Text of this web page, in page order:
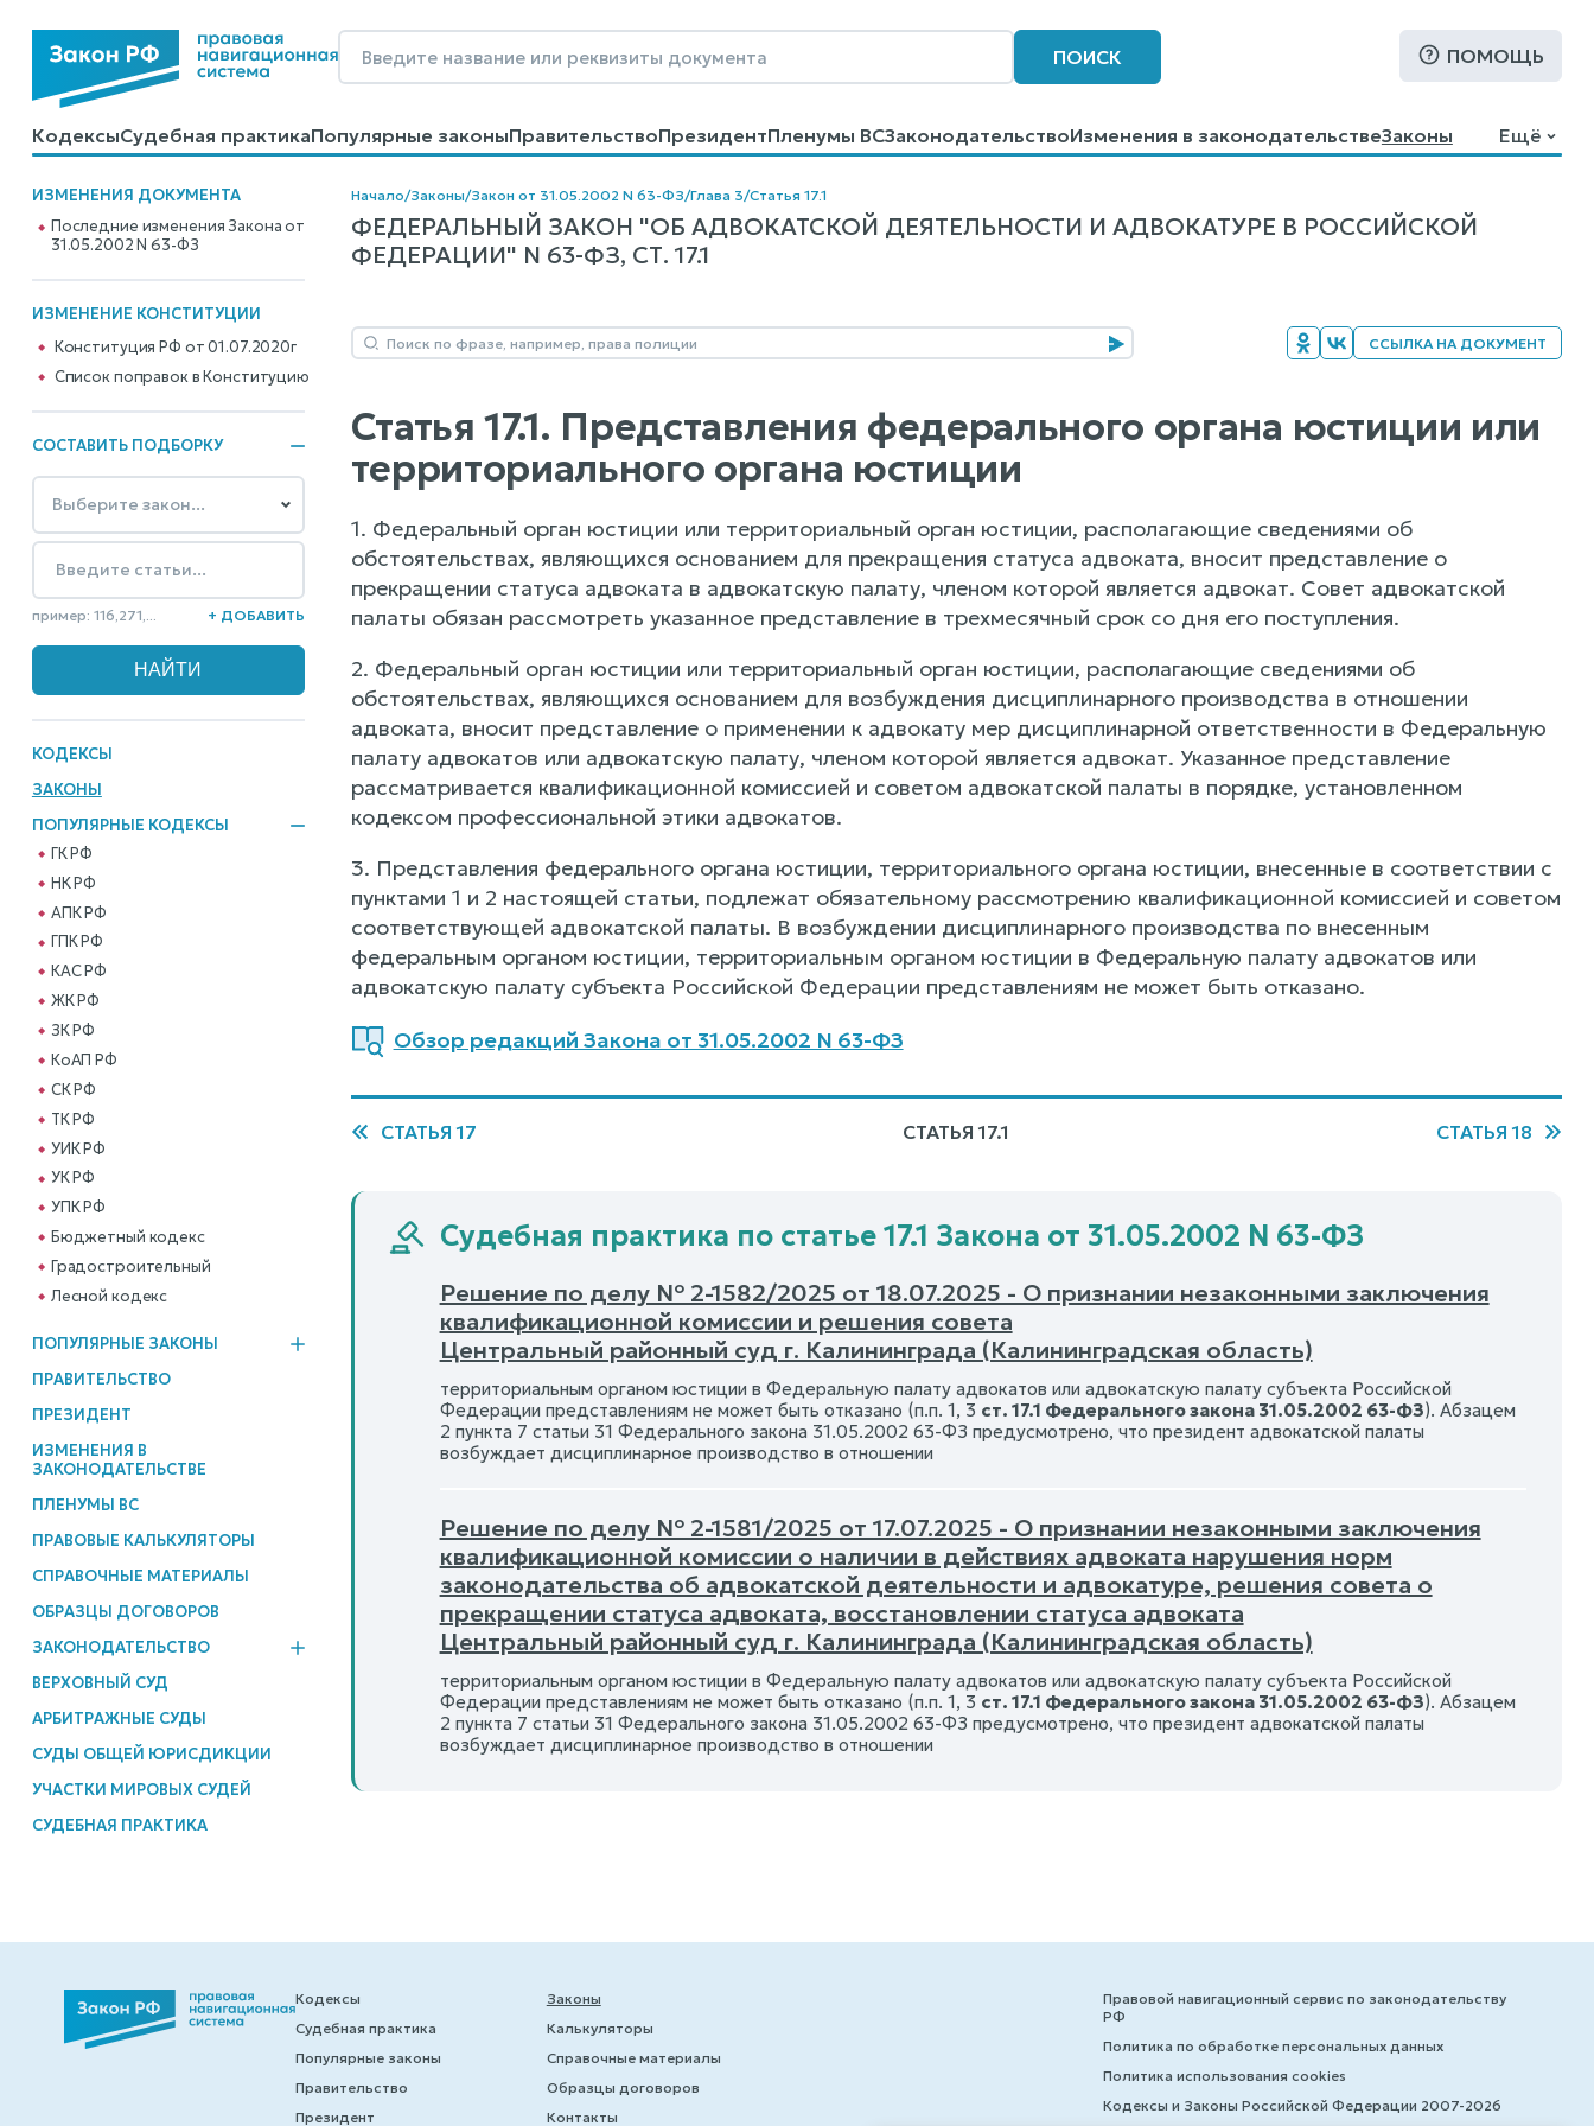
ПОИСК ПОМОЩЬ
КодексыСудебная практикаПопулярные законыПравительствоПрезидентПленумы ВСЗаконодательствоИзменения в законодательствеЗаконы
КалькуляторыСправочные материалыОбразцы договоровКонтактыПомощьПоиск
Ещё
ИЗМЕНЕНИЯ ДОКУМЕНТА
Последние изменения Закона от
31.05.2002 N 63-ФЗ
ИЗМЕНЕНИЕ КОНСТИТУЦИИ
Конституция РФ от 01.07.2020г
Cписок поправок в Конституцию
СОСТАВИТЬ ПОДБОРКУ
пример: 116,271,... + ДОБАВИТЬ
КОДЕКСЫ
ЗАКОНЫ
ПОПУЛЯРНЫЕ КОДЕКСЫ
ГК РФ
НК РФ
АПК РФ
ГПК РФ
КАС РФ
ЖК РФ
ЗК РФ
КоАП РФ
СК РФ
ТК РФ
УИК РФ
УК РФ
УПК РФ
Бюджетный кодекс
Градостроительный
Лесной кодекс
ПОПУЛЯРНЫЕ ЗАКОНЫ
ПРАВИТЕЛЬСТВО
ПРЕЗИДЕНТ
ИЗМЕНЕНИЯ В
ЗАКОНОДАТЕЛЬСТВЕ
ПЛЕНУМЫ ВС
ПРАВОВЫЕ КАЛЬКУЛЯТОРЫ
СПРАВОЧНЫЕ МАТЕРИАЛЫ
ОБРАЗЦЫ ДОГОВОРОВ
ЗАКОНОДАТЕЛЬСТВО
ВЕРХОВНЫЙ СУД
АРБИТРАЖНЫЕ СУДЫ
СУДЫ ОБЩЕЙ ЮРИСДИКЦИИ
УЧАСТКИ МИРОВЫХ СУДЕЙ
СУДЕБНАЯ ПРАКТИКА
Начало/Законы/Закон от 31.05.2002 N 63-ФЗ/Глава 3/Статья 17.1
ФЕДЕРАЛЬНЫЙ ЗАКОН "ОБ АДВОКАТСКОЙ ДЕЯТЕЛЬНОСТИ И АДВОКАТУРЕ В РОССИЙСКОЙ
ФЕДЕРАЦИИ" N 63-ФЗ, СТ. 17.1
ССЫЛКА НА ДОКУМЕНТ
Статья 17.1. Представления федерального органа юстиции или
территориального органа юстиции
1. Федеральный орган юстиции или территориальный орган юстиции, располагающие сведениями об
обстоятельствах, являющихся основанием для прекращения статуса адвоката, вносит представление о
прекращении статуса адвоката в адвокатскую палату, членом которой является адвокат. Совет адвокатской
палаты обязан рассмотреть указанное представление в трехмесячный срок со дня его поступления.
2. Федеральный орган юстиции или территориальный орган юстиции, располагающие сведениями об
обстоятельствах, являющихся основанием для возбуждения дисциплинарного производства в отношении
адвоката, вносит представление о применении к адвокату мер дисциплинарной ответственности в Федеральную
палату адвокатов или адвокатскую палату, членом которой является адвокат. Указанное представление
рассматривается квалификационной комиссией и советом адвокатской палаты в порядке, установленном
кодексом профессиональной этики адвокатов.
3. Представления федерального органа юстиции, территориального органа юстиции, внесенные в соответствии с
пунктами 1 и 2 настоящей статьи, подлежат обязательному рассмотрению квалификационной комиссией и советом
соответствующей адвокатской палаты. В возбуждении дисциплинарного производства по внесенным
федеральным органом юстиции, территориальным органом юстиции в Федеральную палату адвокатов или
адвокатскую палату субъекта Российской Федерации представлениям не может быть отказано.
Обзор редакций Закона от 31.05.2002 N 63-ФЗ
СТАТЬЯ 17 СТАТЬЯ 17.1 СТАТЬЯ 18
Судебная практика по статье 17.1 Закона от 31.05.2002 N 63-ФЗ
Решение по делу № 2-1582/2025 от 18.07.2025 - О признании незаконными заключения
квалификационной комиссии и решения совета
Центральный районный суд г. Калининграда (Калининградская область)
территориальным органом юстиции в Федеральную палату адвокатов или адвокатскую палату субъекта Российской
Федерации представлениям не может быть отказано (п.п. 1, 3 ст. 17.1 Федерального закона 31.05.2002 63-ФЗ). Абзацем
2 пункта 7 статьи 31 Федерального закона 31.05.2002 63-ФЗ предусмотрено, что президент адвокатской палаты
возбуждает дисциплинарное производство в отношении
Решение по делу № 2-1581/2025 от 17.07.2025 - О признании незаконными заключения
квалификационной комиссии о наличии в действиях адвоката нарушения норм
законодательства об адвокатской деятельности и адвокатуре, решения совета о
прекращении статуса адвоката, восстановлении статуса адвоката
Центральный районный суд г. Калининграда (Калининградская область)
территориальным органом юстиции в Федеральную палату адвокатов или адвокатскую палату субъекта Российской
Федерации представлениям не может быть отказано (п.п. 1, 3 ст. 17.1 Федерального закона 31.05.2002 63-ФЗ). Абзацем
2 пункта 7 статьи 31 Федерального закона 31.05.2002 63-ФЗ предусмотрено, что президент адвокатской палаты
возбуждает дисциплинарное производство в отношении
Кодексы
Судебная практика
Популярные законы
Правительство
Президент
Законы
Калькуляторы
Справочные материалы
Образцы договоров
Контакты
Правовой навигационный сервис по законодательству
РФ
Политика по обработке персональных данных
Политика использования cookies
Кодексы и Законы Российской Федерации 2007-2026